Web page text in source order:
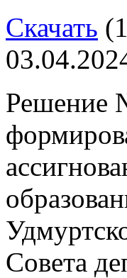
Скачать
Решение
Совета